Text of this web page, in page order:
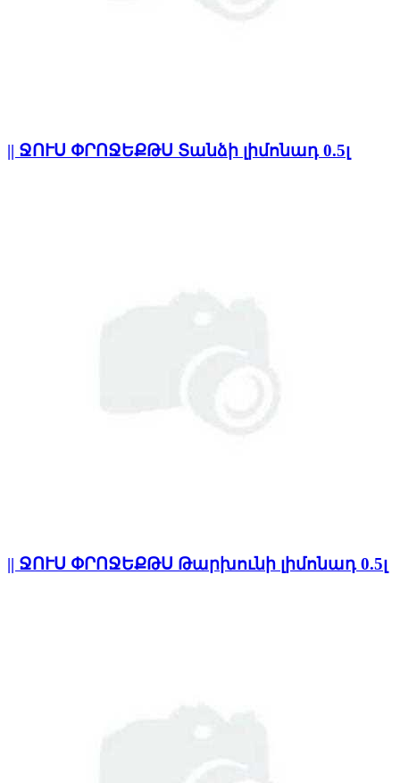
|| ՋՈՒՍ ՓՐՈՋԵՔԹՍ Տանձի լիմոնադ 0.5լ
|| ՋՈՒՍ ՓՐՈՋԵՔԹՍ Թարխունի լիմոնադ 0.5լ